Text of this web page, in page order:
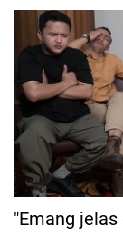
"Emang